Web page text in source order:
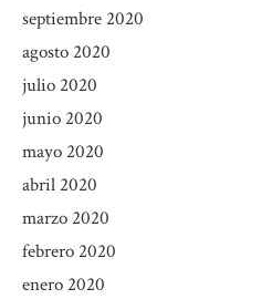
septiembre 2020
agosto 2020
julio 2020
junio 2020
mayo 2020
abril 2020
marzo 2020
febrero 2020
enero 2020